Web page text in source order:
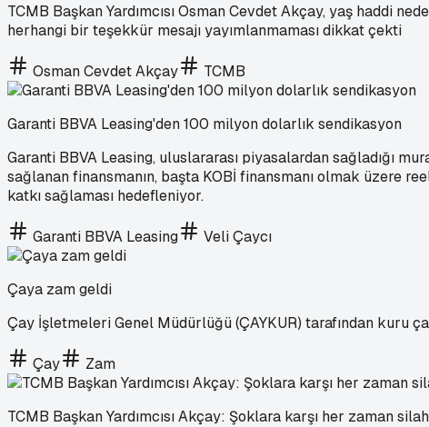
TCMB Başkan Yardımcısı Osman Cevdet Akçay, yaş haddi
herhangi bir teşekkür mesajı yayımlanmaması dikkat çekti
Osman Cevdet Akçay TCMB
Garanti BBVA Leasing'den 100 milyon dolarlık sendikasyon
Garanti BBVA Leasing, uluslararası piyasalardan sağladığı
sağlanan finansmanın, başta KOBİ finansmanı olmak üzere
katkı sağlaması hedefleniyor.
Garanti BBVA Leasing Veli Çaycı
Çaya zam geldi
Çay İşletmeleri Genel Müdürlüğü (ÇAYKUR) tarafından kuru
Çay Zam
TCMB Başkan Yardımcısı Akçay: Şoklara karşı her zaman